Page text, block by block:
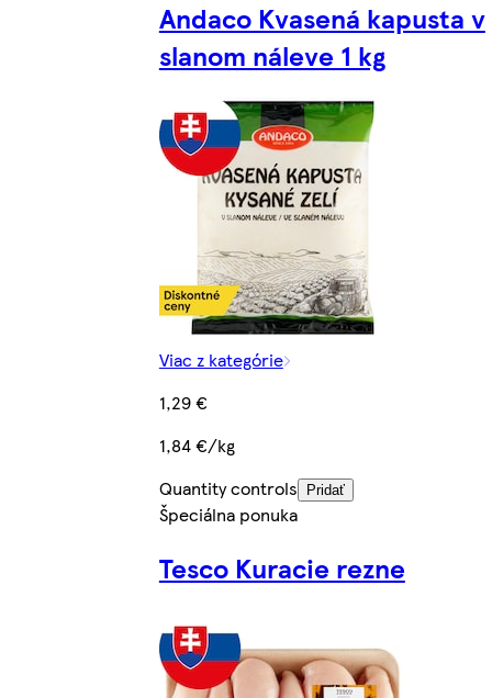
Andaco Kvasená kapusta v
slanom náleve 1 kg
Viac z kategórie
1,29 €
1,84 €/kg
Quantity controls
Pridať
Špeciálna ponuka
Tesco Kuracie rezne